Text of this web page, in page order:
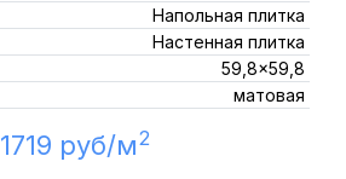
Напольная плитка
Настенная плитка
59,8x59,8
матовая
1719 руб/м2